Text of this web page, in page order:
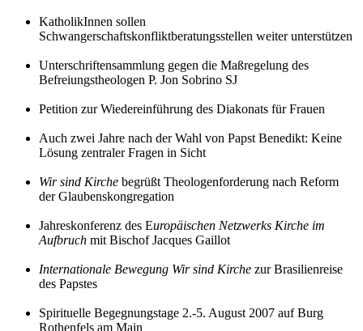
KatholikInnen sollen
Schwangerschaftskonfliktberatungsstellen weiter unterstützen
Unterschriftensammlung gegen die Maßregelung des
Befreiungstheologen P. Jon Sobrino SJ
Petition zur Wiedereinführung des Diakonats für Frauen
Auch zwei Jahre nach der Wahl von Papst Benedikt: Keine
Lösung zentraler Fragen in Sicht
Wir sind Kirche begrüßt Theologenforderung nach Reform
der Glaubenskongregation
Jahreskonferenz des Europäischen Netzwerks Kirche im
Aufbruch mit Bischof Jacques Gaillot
Internationale Bewegung Wir sind Kirche zur Brasilienreise
des Papstes
Spirituelle Begegnungstage 2.-5. August 2007 auf Burg
Rothenfels am Main